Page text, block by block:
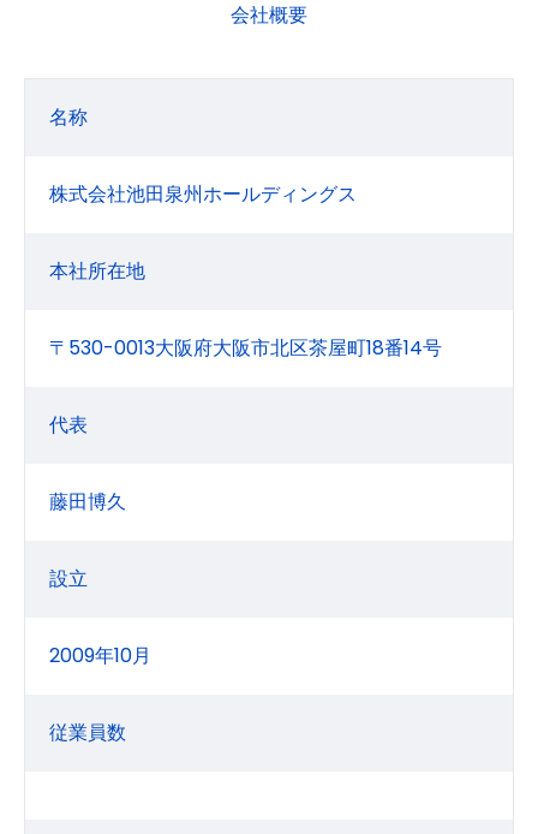
会社概要
名称
株式会社池田泉州ホールディングス
本社所在地
〒530-0013大阪府大阪市北区茶屋町18番14号
代表
藤田博久
設立
2009年10月
従業員数